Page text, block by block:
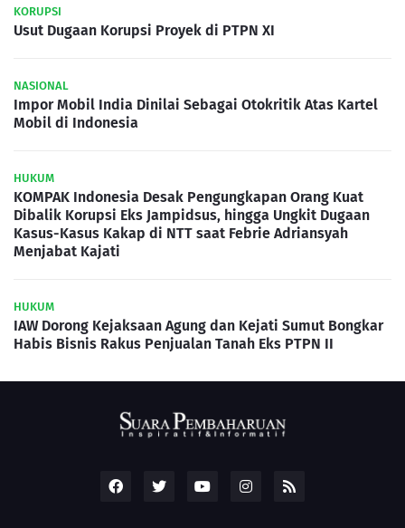
KORUPSI
Usut Dugaan Korupsi Proyek di PTPN XI
NASIONAL
Impor Mobil India Dinilai Sebagai Otokritik Atas Kartel
Mobil di Indonesia
HUKUM
KOMPAK Indonesia Desak Pengungkapan Orang Kuat
Dibalik Korupsi Eks Jampidsus, hingga Ungkit Dugaan
Kasus-Kasus Kakap di NTT saat Febrie Adriansyah
Menjabat Kajati
HUKUM
IAW Dorong Kejaksaan Agung dan Kejati Sumut Bongkar
Habis Bisnis Rakus Penjualan Tanah Eks PTPN II